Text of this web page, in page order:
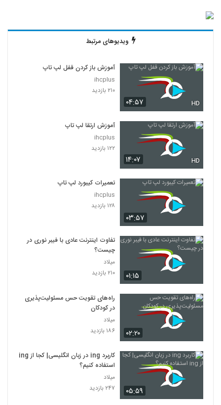
ویدیوهای مرتبط
۰۴:۵۷ HD
آموزش باز کردن قفل لپ تاپ
ihcplus
۲۱۰ بازدید
۱۴:۰۷ HD
آموزش ارتقا لپ تاپ
ihcplus
۱۲۲ بازدید
۰۳:۵۷
تعمیرات کیبورد لپ تاپ
ihcplus
۱۲۸ بازدید
۰۱:۱۵
تفاوت اینترنت عادی با فیبر نوری در
چیست؟
میلاد
۲۱۰ بازدید
۰۲:۲۰
راه‌های تقویت حس مسئولیت‌پذیری
در کودکان
میلاد
۱۸۶ بازدید
۰۵:۵۹
کاربرد ing در زبان انگلیسی| کجا از ing
استفاده کنیم؟
میلاد
۲۴۷ بازدید